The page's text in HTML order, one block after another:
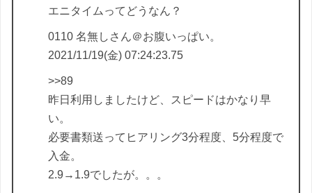
エニタイムってどうなん？
0110 名無しさん＠お腹いっぱい。
2021/11/19(金) 07:24:23.75
>>89
昨日利用しましたけど、スピードはかなり早
い。
必要書類送ってヒアリング3分程度、5分程度で
入金。
2.9→1.9でしたが。。。